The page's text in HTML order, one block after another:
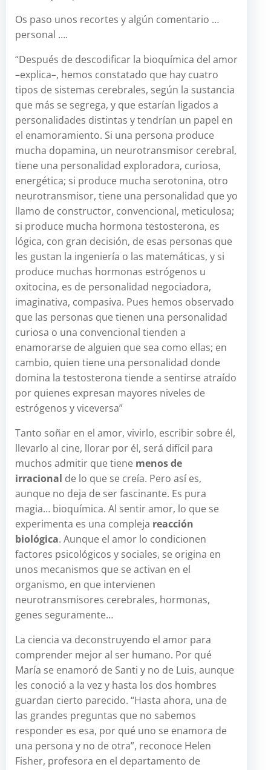
Os paso unos recortes y algún comentario …
personal ….
“Después de descodificar la bioquímica del amor
–explica–, hemos constatado que hay cuatro
tipos de sistemas cerebrales, según la sustancia
que más se segrega, y que estarían ligados a
personalidades distintas y tendrían un papel en
el enamoramiento. Si una persona produce
mucha dopamina, un neurotransmisor cerebral,
tiene una personalidad exploradora, curiosa,
energética; si produce mucha serotonina, otro
neurotransmisor, tiene una personalidad que yo
llamo de constructor, convencional, meticulosa;
si produce mucha hormona testosterona, es
lógica, con gran decisión, de esas personas que
les gustan la ingeniería o las matemáticas, y si
produce muchas hormonas estrógenos u
oxitocina, es de personalidad negociadora,
imaginativa, compasiva. Pues hemos observado
que las personas que tienen una personalidad
curiosa o una convencional tienden a
enamorarse de alguien que sea como ellas; en
cambio, quien tiene una personalidad donde
domina la testosterona tiende a sentirse atraído
por quienes expresan mayores niveles de
estrógenos y viceversa”
Tanto soñar en el amor, vivirlo, escribir sobre él,
llevarlo al cine, llorar por él, será difícil para
muchos admitir que tiene menos de
irracional de lo que se creía. Pero así es,
aunque no deja de ser fascinante. Es pura
magia… bioquímica. Al sentir amor, lo que se
experimenta es una compleja reacción
biológica. Aunque el amor lo condicionen
factores psicológicos y sociales, se origina en
unos mecanismos que se activan en el
organismo, en que intervienen
neurotransmisores cerebrales, hormonas,
genes seguramente…
La ciencia va deconstruyendo el amor para
comprender mejor al ser humano. Por qué
María se enamoró de Santi y no de Luis, aunque
les conoció a la vez y hasta los dos hombres
guardan cierto parecido. “Hasta ahora, una de
las grandes preguntas que no sabemos
responder es esa, por qué uno se enamora de
una persona y no de otra”, reconoce Helen
Fisher, profesora en el departamento de